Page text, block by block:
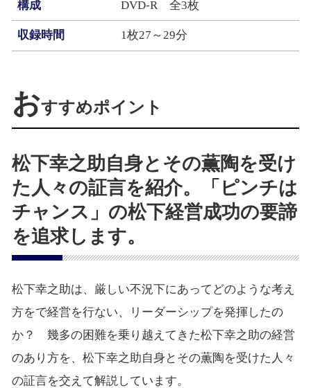
構成 DVD‐R 全3枚
収録時間 1枚27～29分
おすすめポイント
松下幸之助自身とその薫陶を受け
た人々の証言を紹介。「ピンチは
チャンス」の松下経営成功の要諦
を追求します。
松下幸之助は、厳しい不況下にあってどのような考え
方をで経営を行ない、リーダーシップを発揮したの
か？ 幾多の困難を乗り越えてきた松下幸之助の経営
のあり方を、松下幸之助自身とその薫陶を受けた人々
の証言を交えて解説しています。